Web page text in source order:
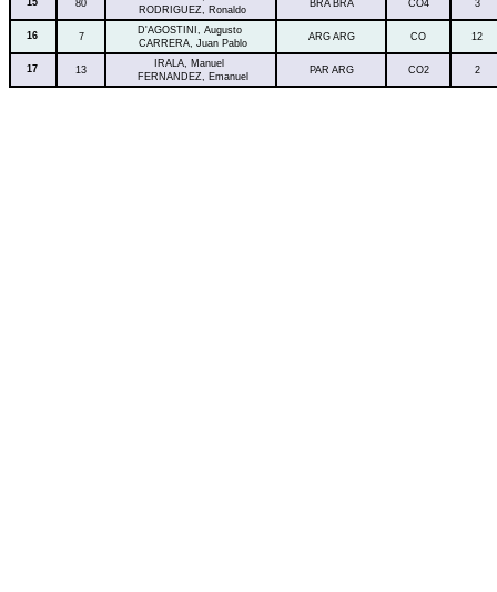
15 80
RODRIGUEZ, Ronaldo
BRA BRA CO4 3
16 7
D'AGOSTINI, Augusto
CARRERA, Juan Pablo
ARG ARG CO 12
17 13
IRALA, Manuel
FERNANDEZ, Emanuel
PAR ARG CO2 2